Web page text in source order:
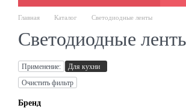
Главная Каталог Светодиодные ленты
Светодиодные
Применение:
Для кухни
Очистить фильтр
Бренд